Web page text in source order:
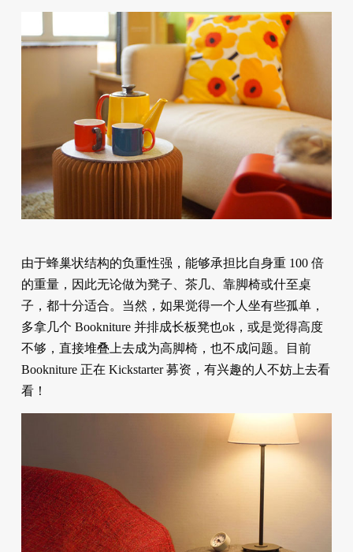
由于蜂巢状结构的负重性强，能够承担比自身重 100 倍
的重量，因此无论做为凳子、茶几、靠脚椅或什至桌
子，都十分适合。当然，如果觉得一个人坐有些孤单，
多拿几个 Bookniture 并排成长板凳也ok，或是觉得高度
不够，直接堆叠上去成为高脚椅，也不成问题。目前
Bookniture 正在 Kickstarter 募资，有兴趣的人不妨上去看
看！